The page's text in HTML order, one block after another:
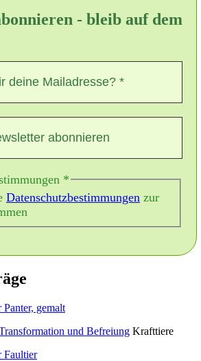
- bleib auf dem
*
Datenschutzbestimmungen zur
und Befreiung Krafttiere